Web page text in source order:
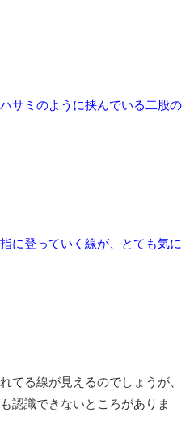
サミのように挟んでいる二股の
に登っていく線が、とても気に
てる線が見えるのでしょうが、
認識できないところがありま